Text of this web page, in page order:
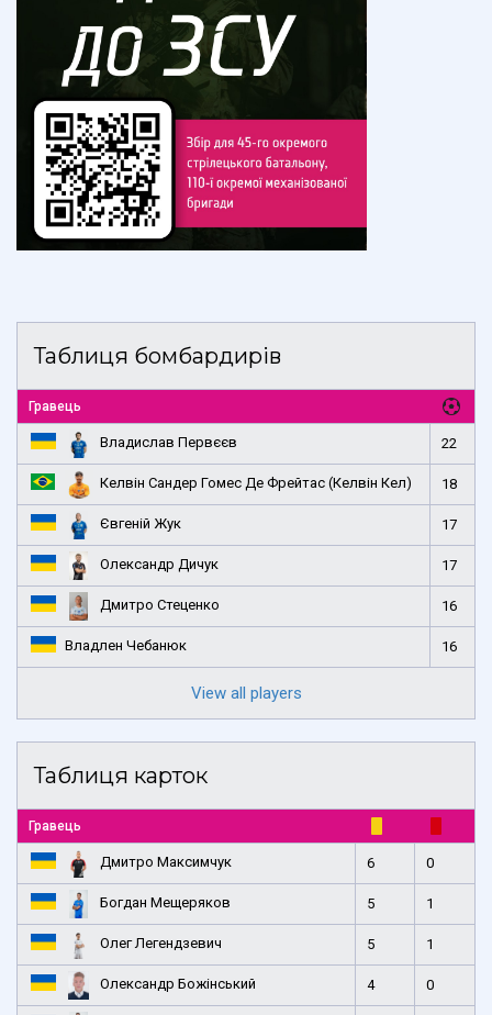
Таблиця бомбардирів
Гравець
Владислав Первєєв 22
Келвін Сандер Гомес Де Фрейтас (Келвін Кел) 18
Євгеній Жук 17
Олександр Дичук 17
Дмитро Стеценко 16
Владлен Чебанюк 16
View all players
Таблиця карток
Гравець
Дмитро Максимчук 6 0
Богдан Мещеряков 5 1
Олег Легендзевич 5 1
Олександр Божінський 4 0